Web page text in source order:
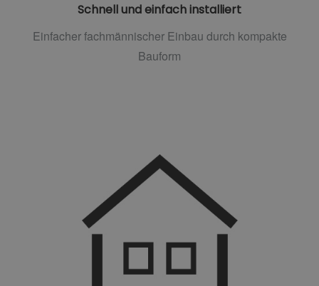
Schnell und einfach installiert
Einfacher fachmännischer Einbau durch kompakte
Bauform